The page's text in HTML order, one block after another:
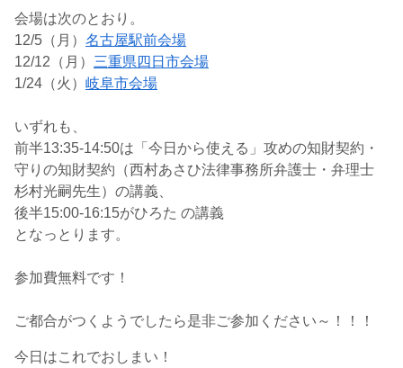
会場は次のとおり。
12/5（月） 名古屋駅前会場
12/12（月） 三重県四日市会場
1/24（火） 岐阜市会場
いずれも、
前半13:35-14:50は「今日から使える」攻めの知財契約・
守りの知財契約（西村あさひ法律事務所弁護士・弁理士
杉村光嗣先生）の講義、
後半15:00-16:15がひろた の講義
となっとります。
参加費無料です！
ご都合がつくようでしたら是非ご参加ください～！！！
今日はこれでおしまい！